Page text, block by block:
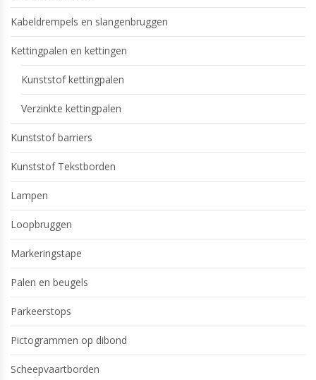
Kabeldrempels en slangenbruggen
Kettingpalen en kettingen
Kunststof kettingpalen
Verzinkte kettingpalen
Kunststof barriers
Kunststof Tekstborden
Lampen
Loopbruggen
Markeringstape
Palen en beugels
Parkeerstops
Pictogrammen op dibond
Scheepvaartborden